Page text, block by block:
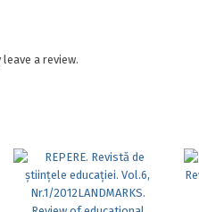
a review.